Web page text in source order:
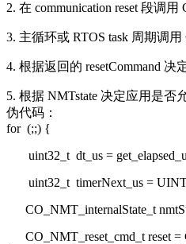
2. 在 communication reset 段调
3. 主循环或 RTOS task 周期调用
4. 根据返回的 resetCommand
5. 根据 NMTstate 决定应用是否
伪代码：
for(;;) {
uint32_t dt_us =
uint32_t timerNext_us =
CO_NMT_internalState_t
CO_NMT_reset_cmd_t reset =